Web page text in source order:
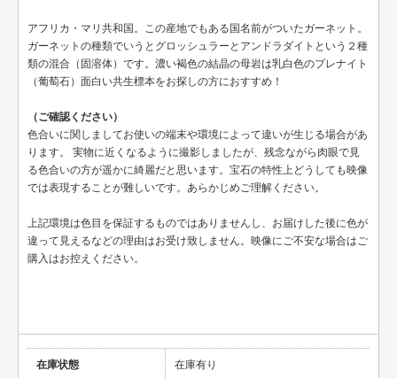
バイオレット系
ピンク
ブラウンピンク系
オレンジレッド
オレンジ
ダークブラウン
ライトイエロー
イエロー
ゴールデン
ミントグリーン
アフリカ・マリ共和国。この産地でもある国名前がついたガーネット。
ガーネットの種類でいうとグロッシュラーとアンドラダイトという２種
類の混合（固溶体）です。濃い褐色の結晶の母岩は乳白色のプレナイト
（葡萄石）面白い共生標本をお探しの方におすすめ！
（ご確認ください）
色合いに関しましてお使いの端末や環境によって違いが生じる場合があ
ります。 実物に近くなるように撮影しましたが、残念ながら肉眼で見
る色合いの方が遥かに綺麗だと思います。宝石の特性上どうしても映像
では表現することが難しいです。あらかじめご理解ください。
上記環境は色目を保証するものではありませんし、お届けした後に色が
違って見えるなどの理由はお受け致しません。映像にご不安な場合はご
購入はお控えください。
在庫状態 在庫有り